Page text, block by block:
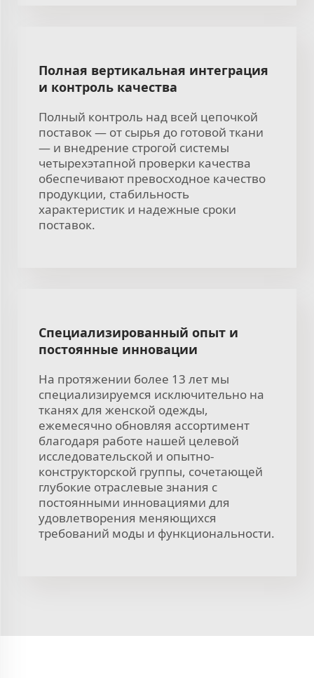
Полная вертикальная интеграция
и контроль качества
Полный контроль над всей цепочкой
поставок — от сырья до готовой ткани
— и внедрение строгой системы
четырехэтапной проверки качества
обеспечивают превосходное качество
продукции, стабильность
характеристик и надежные сроки
поставок.
Специализированный опыт и
постоянные инновации
На протяжении более 13 лет мы
специализируемся исключительно на
тканях для женской одежды,
ежемесячно обновляя ассортимент
благодаря работе нашей целевой
исследовательской и опытно-
конструкторской группы, сочетающей
глубокие отраслевые знания с
постоянными инновациями для
удовлетворения меняющихся
требований моды и функциональности.